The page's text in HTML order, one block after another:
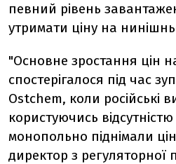
певний рівень
утримати ціну на
"Основне зростання цін
спостерігалося під час
Ostchem, коли російські
користуючись
монопольно піднімали
директор з регуляторної